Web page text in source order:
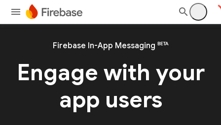
Firebase In-App Messaging BETA
Engage with your
app users